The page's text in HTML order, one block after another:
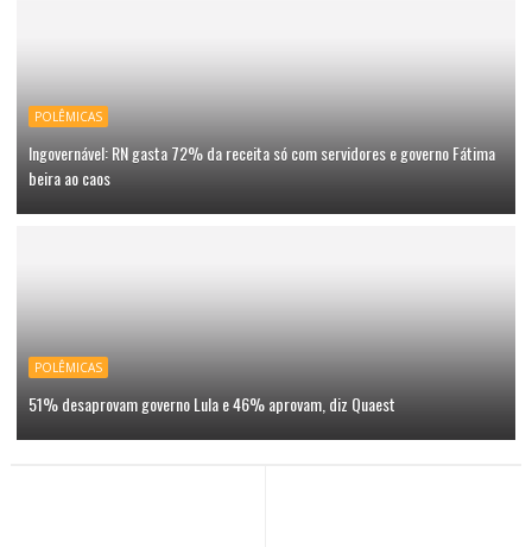
POLÊMICAS
Ingovernável: RN gasta 72% da receita só com servidores e governo Fátima
beira ao caos
POLÊMICAS
51% desaprovam governo Lula e 46% aprovam, diz Quaest